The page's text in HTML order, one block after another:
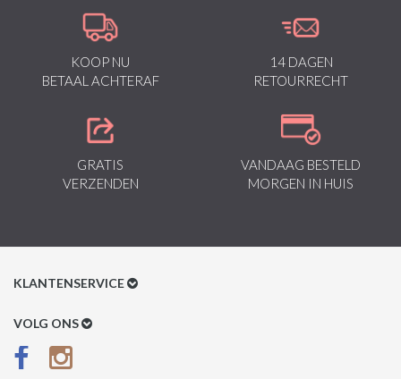
KOOP NU
BETAAL ACHTERAF
14 DAGEN
RETOURRECHT
GRATIS
VERZENDEN
VANDAAG BESTELD
MORGEN IN HUIS
KLANTENSERVICE
Klantenservice
Betaalmethoden
VOLG ONS